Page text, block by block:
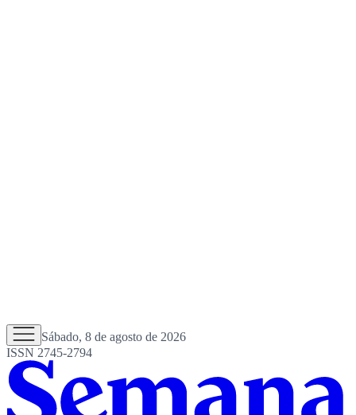
Sábado, 8 de agosto de 2026
ISSN 2745-2794